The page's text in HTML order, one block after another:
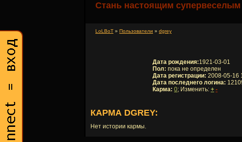
Стань настоящим
LoLBoT » Пользователи » dgrey
Дата рождения:1921-03-01
Пол: пока не определен
Дата регистрации: 2008-05-16
Дата последнего логина:
Карма: 0; Изменить: + -
КАРМА DGREY:
Нет истории кармы.